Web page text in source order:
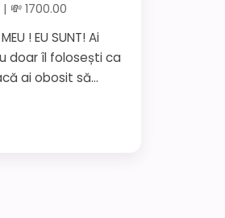
💸 1700.00
! EU SUNT! Ai
doar îl folosești ca
ai obosit să...